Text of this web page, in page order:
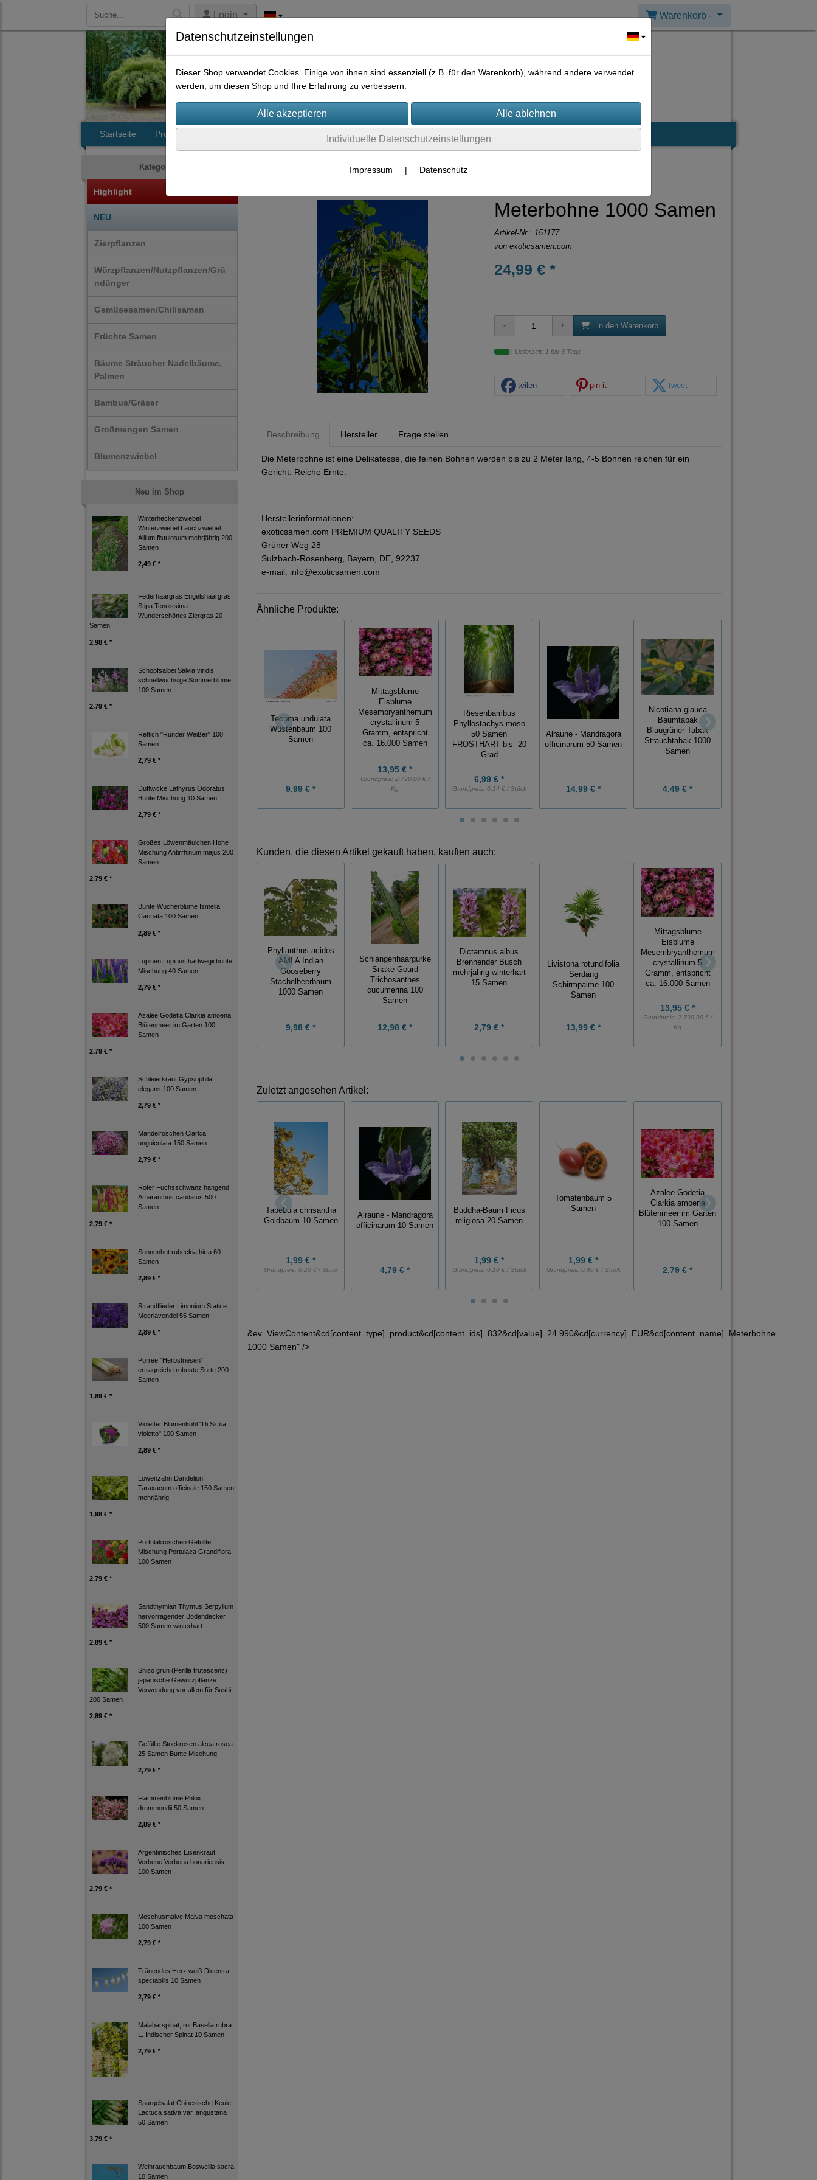
Login Warenkorb -
Startseite Produkte
Kategorien
Highlight
NEU
Zierpflanzen
Würzpflanzen/Nutzpflanzen/Grü
ndünger
Gemüsesamen/Chilisamen
Früchte Samen
Bäume Sträucher Nadelbäume,
Palmen
Bambus/Gräser
Großmengen Samen
Blumenzwiebel
Neu im Shop
Winterheckenzwiebel
Winterzwiebel Lauchzwiebel
Allium fistulosum mehrjährig 200
Samen
2,49 € *
Federhaargras Engelshaargras
Stipa Tenuissima
Wunderschönes Ziergras 20
Samen
2,98 € *
Schopfsalbei Salvia viridis
schnellwüchsige Sommerblume
100 Samen
2,79 € *
Rettich "Runder Weißer" 100
Samen
2,79 € *
Duftwicke Lathyrus Odoratus
Bunte Mischung 10 Samen
2,79 € *
Großes Löwenmäulchen Hohe
Mischung Antirrhinum majus 200
Samen
2,79 € *
Bunte Wucherblume Ismelia
Carinata 100 Samen
2,89 € *
Lupinen Lupinus hartwegii bunte
Mischung 40 Samen
2,79 € *
Azalee Godetia Clarkia amoena
Blütenmeer im Garten 100
Samen
2,79 € *
Schleierkraut Gypsophila
elegans 100 Samen
2,79 € *
Mandelröschen Clarkia
unguiculata 150 Samen
2,79 € *
Roter Fuchsschwanz hängend
Amaranthus caudatus 500
Samen
2,79 € *
Sonnenhut rubeckia hirta 60
Samen
2,89 € *
Strandflieder Limonium Statice
Meerlavendel 55 Samen
2,89 € *
Porree "Herbstriesen"
ertragreiche robuste Sorte 200
Samen
1,89 € *
Violetter Blumenkohl "Di Sicilia
violetto" 100 Samen
2,89 € *
Löwenzahn Dandelion
Taraxacum officinale 150 Samen
mehrjährig
1,98 € *
Portulakröschen Gefüllte
Mischung Portulaca Grandiflora
100 Samen
2,79 € *
Sandthymian Thymus Serpyllum
hervorragender Bodendecker
500 Samen winterhart
2,89 € *
Shiso grün (Perilla frutescens)
japanische Gewürzpflanze
Verwendung vor allem für Sushi
200 Samen
2,89 € *
Gefüllte Stockrosen alcea rosea
25 Samen Bunte Mischung
2,79 € *
Flammenblume Phlox
drummondii 50 Samen
2,89 € *
Argentinisches Eisenkraut
Verbene Verbena bonariensis
100 Samen
2,79 € *
Moschusmalve Malva moschata
100 Samen
2,79 € *
Tränendes Herz weiß Dicentra
spectabilis 10 Samen
2,79 € *
Malabarspinat, rot Basella rubra
L. Indischer Spinat 10 Samen
2,79 € *
Spargelsalat Chinesische Keule
Lactuca sativa var. angustana
50 Samen
3,79 € *
Weihrauchbaum Boswellia sacra
10 Samen
Meterbohne 1000 Samen
Artikel-Nr.: 151177
von exoticsamen.com
24,99 € *
in den Warenkorb
Lieferzeit: 1 bis 3 Tage
teilen pin it tweet
Beschreibung Hersteller Frage stellen
Die Meterbohne ist eine Delikatesse, die feinen Bohnen werden bis zu 2 Meter lang, 4-5 Bohnen reichen für ein
Gericht. Reiche Ernte.
Herstellerinformationen:
exoticsamen.com PREMIUM QUALITY SEEDS
Grüner Weg 28
Sulzbach-Rosenberg, Bayern, DE, 92237
e-mail: info@exoticsamen.com
Ähnliche Produkte:
Tecoma undulata
Wüstenbaum 100
Samen
9,99 € *
Mittagsblume
Eisblume
Mesembryanthemum
crystallinum 5
Gramm, entspricht
ca. 16.000 Samen
13,95 € *
Grundpreis: 2.790,00 € /
Kg
Riesenbambus
Phyllostachys moso
50 Samen
FROSTHART bis- 20
Grad
6,99 € *
Grundpreis: 0,14 € / Stück
Alraune - Mandragora
officinarum 50 Samen
14,99 € *
Nicotiana glauca
Baumtabak
Blaugrüner Tabak
Strauchtabak 1000
Samen
4,49 € *
Kunden, die diesen Artikel gekauft haben, kauften auch:
Phyllanthus acidos
AMLA Indian
Gooseberry
Stachelbeerbaum
1000 Samen
9,98 € *
Schlangenhaargurke
Snake Gourd
Trichosanthes
cucumerina 100
Samen
12,98 € *
Dictamnus albus
Brennender Busch
mehrjährig winterhart
15 Samen
2,79 € *
Livistona rotundifolia
Serdang
Schirmpalme 100
Samen
13,99 € *
Mittagsblume
Eisblume
Mesembryanthemum
crystallinum 5
Gramm, entspricht
ca. 16.000 Samen
13,95 € *
Grundpreis: 2.790,00 € /
Kg
Zuletzt angesehen Artikel:
Tabebuia chrisantha
Goldbaum 10 Samen
1,99 € *
Grundpreis: 0,20 € / Stück
Alraune - Mandragora
officinarum 10 Samen
4,79 € *
Buddha-Baum Ficus
religiosa 20 Samen
1,99 € *
Grundpreis: 0,10 € / Stück
Tomatenbaum 5
Samen
1,99 € *
Grundpreis: 0,40 € / Stück
Azalee Godetia
Clarkia amoena
Blütenmeer im Garten
100 Samen
2,79 € *
&ev=ViewContent&cd[content_type]=product&cd[content_ids]=832&cd[value]=24.990&cd[currency]=EUR&cd[content_name]=Meterbohne
1000 Samen" />
Datenschutzeinstellungen
Dieser Shop verwendet Cookies. Einige von ihnen sind essenziell (z.B. für den Warenkorb), während andere verwendet
werden, um diesen Shop und Ihre Erfahrung zu verbessern.
Individuelle Datenschutzeinstellungen
Impressum | Datenschutz